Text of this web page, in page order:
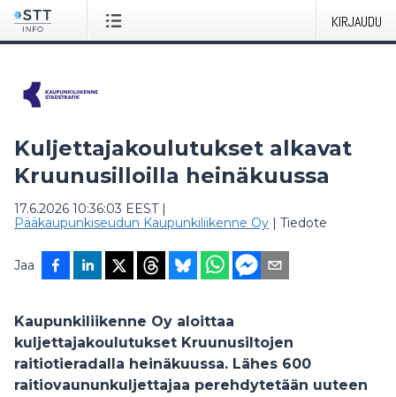
KIRJAUDU
Kuljettajakoulutukset alkavat
Kruunusilloilla heinäkuussa
17.6.2026 10:36:03 EEST|
Pääkaupunkiseudun Kaupunkiliikenne Oy | Tiedote
Jaa
Kaupunkiliikenne Oy aloittaa
kuljettajakoulutukset Kruunusiltojen
raitiotieradalla heinäkuussa. Lähes 600
raitiovaununkuljettajaa perehdytetään uuteen